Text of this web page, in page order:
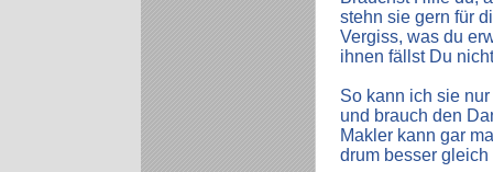
stehn sie gern für
Vergiss, was du
ihnen fällst Du
So kann ich sie
und brauch den
Makler kann gar
drum besser